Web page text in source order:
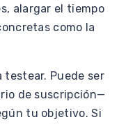
alargar el tiempo
como la
testear. Puede ser
de suscripción—
tu objetivo. Si